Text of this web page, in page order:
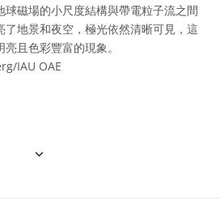
磁場的小尺度結構與帶電粒子流之間
了地景和夜空，極光依然清晰可見，這
且色彩豐富的現象。
IAU OAE
Commons 姓名標示 4.0 國際 (CC